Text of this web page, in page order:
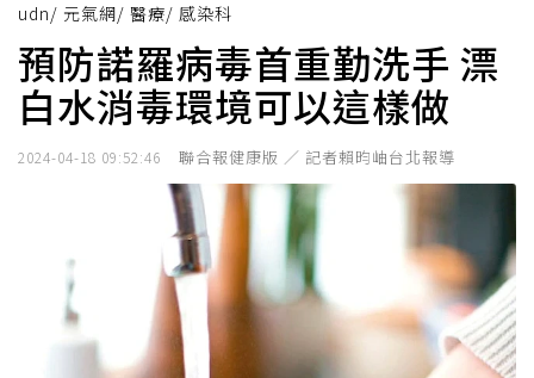
udn/ 元氣網/ 醫療/ 感染科
預防諾羅病毒首重勤洗手 漂
白水消毒環境可以這樣做
2024-04-18 09:52:46 聯合報健康版 ／ 記者賴昀岫台北報導